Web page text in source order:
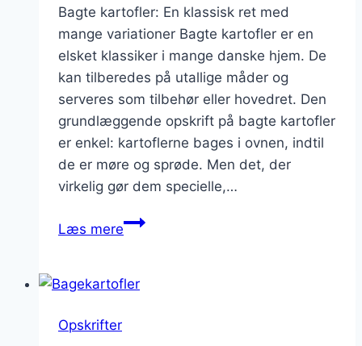
Bagte kartofler: En klassisk ret med
mange variationer Bagte kartofler er en
elsket klassiker i mange danske hjem. De
kan tilberedes på utallige måder og
serveres som tilbehør eller hovedret. Den
grundlæggende opskrift på bagte kartofler
er enkel: kartoflerne bages i ovnen, indtil
de er møre og sprøde. Men det, der
virkelig gør dem specielle,…
Læs mereBagte
med
Opskrifter